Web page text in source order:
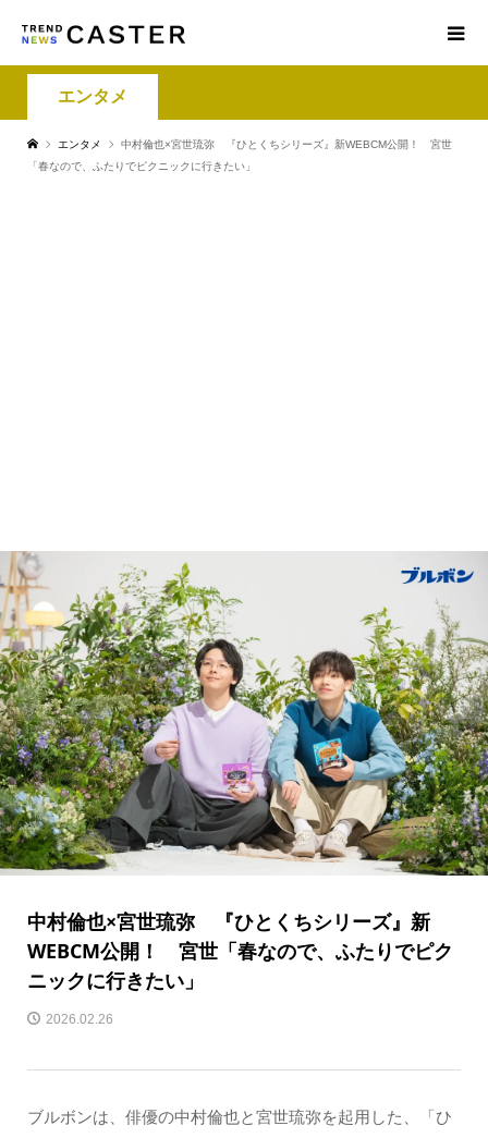
エンタメ
エンタメ
中村倫也×宮世琉弥 『ひとくちシリーズ』新WEBCM公開！ 宮世
「春なので、ふたりでピクニックに行きたい」
中村倫也×宮世琉弥 『ひとくちシリーズ』新
WEBCM公開！ 宮世「春なので、ふたりでピク
ニックに行きたい」
2026.02.26
ブルボンは、俳優の中村倫也と宮世琉弥を起用した、「ひ